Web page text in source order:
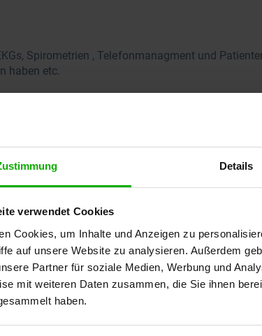
Details
verwendet Cookies
Cookies, um Inhalte und Anzeigen zu
auf unsere Website zu analysieren. Außerdem
Partner für soziale Medien, Werbung und
mit weiteren Daten zusammen, die Sie ihnen
haben.
Spirometrien , Telefonmanagment und
haben etc.
Hanke/ Dr. Wullstein